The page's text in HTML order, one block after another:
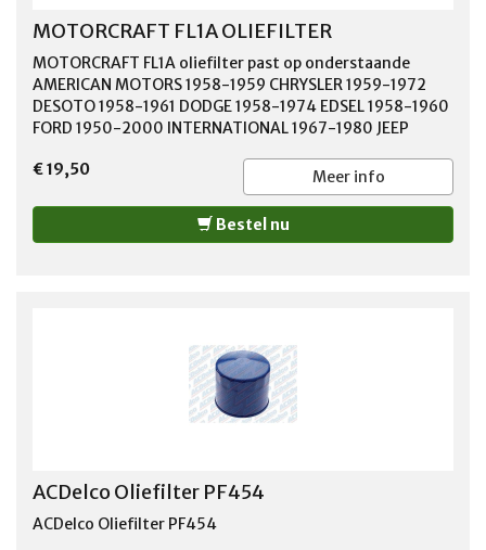
MOTORCRAFT FL1A OLIEFILTER
MOTORCRAFT FL1A oliefilter past op onderstaande
AMERICAN MOTORS 1958-1959 CHRYSLER 1959-1972
DESOTO 1958-1961 DODGE 1958-1974 EDSEL 1958-1960
FORD 1950-2000 INTERNATIONAL 1967-1980 JEEP
MERCURY 1958-2001 PLYMOUTH 1958-1974
€ 19,50 Meer info
Bestel nu
ACDelco Oliefilter PF454
ACDelco Oliefilter PF454